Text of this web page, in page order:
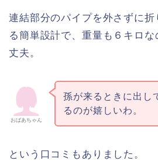
連結部分のパイプを外さずに
る簡単設計で、重量も６キロ
丈夫。
おばあちゃん
孫が来るときに出し
るのが嬉しいわ。
という口コミもありました。